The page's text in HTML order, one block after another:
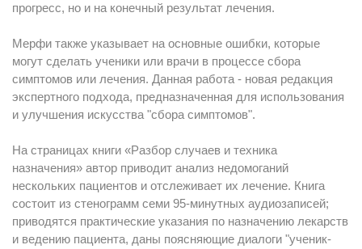
прогресс, но и на конечный результат лечения.
Мерфи также указывает на основные ошибки, которые
могут сделать ученики или врачи в процессе сбора
симптомов или лечения. Данная работа - новая редакция
экспертного подхода, предназначенная для использования
и улучшения искусства "сбора симптомов".
На страницах книги «Разбор случаев и техника
назначения» автор приводит анализ недомоганий
нескольких пациентов и отслеживает их лечение. Книга
состоит из стенограмм семи 95-минутных аудиозаписей;
приводятся практические указания по назначению лекарств
и ведению пациента, даны поясняющие диалоги "ученик-